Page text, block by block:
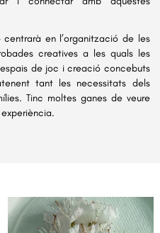
en l’organització de les
creatives a les quals les
de joc i creació concebuts
tant les necessitats dels
Tinc moltes ganes de veure